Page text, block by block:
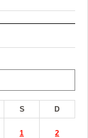
S D
1 2